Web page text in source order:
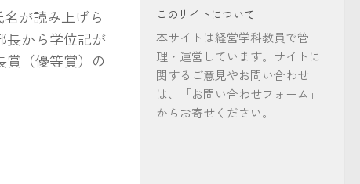
が読み上げら
長から学位記が
（優等賞）の
このサイトについて
本サイトは経営学科教員で管
理・運営しています。サイトに
関するご意見やお問い合わせ
は、「お問い合わせフォーム」
からお寄せください。